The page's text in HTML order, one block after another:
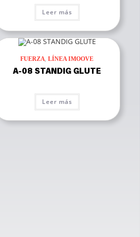
Leer más
FUERZA,LÍNEA IMOOVE
A-08 STANDIG GLUTE
Leer más